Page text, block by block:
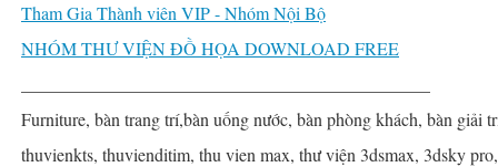
Tham Gia Thành viên VIP - Nhóm Nội Bộ
NHÓM THƯ VIỆN ĐỒ HỌA DOWNLOAD FREE
Furniture, bàn trang trí,bàn uống nước, bàn phòng khách, bàn giải
thuvienkts, thuvienditim, thu vien max, thư viện 3dsmax, 3dsky